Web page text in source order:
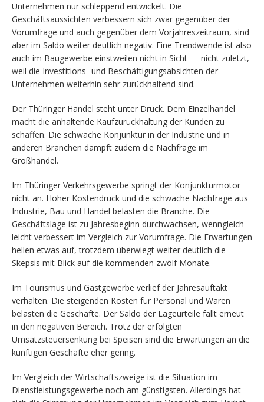
Unternehmen nur schleppend entwickelt. Die
Geschäftsaussichten verbessern sich zwar gegenüber der
Vorumfrage und auch gegenüber dem Vorjahreszeitraum, sind
aber im Saldo weiter deutlich negativ. Eine Trendwende ist also
auch im Baugewerbe einstweilen nicht in Sicht — nicht zuletzt,
weil die Investitions- und Beschäftigungsabsichten der
Unternehmen weiterhin sehr zurückhaltend sind.
Der Thüringer Handel steht unter Druck. Dem Einzelhandel
macht die anhaltende Kaufzurückhaltung der Kunden zu
schaffen. Die schwache Konjunktur in der Industrie und in
anderen Branchen dämpft zudem die Nachfrage im
Großhandel.
Im Thüringer Verkehrsgewerbe springt der Konjunkturmotor
nicht an. Hoher Kostendruck und die schwache Nachfrage aus
Industrie, Bau und Handel belasten die Branche. Die
Geschäftslage ist zu Jahresbeginn durchwachsen, wenngleich
leicht verbessert im Vergleich zur Vorumfrage. Die Erwartungen
hellen etwas auf, trotzdem überwiegt weiter deutlich die
Skepsis mit Blick auf die kommenden zwölf Monate.
Im Tourismus und Gastgewerbe verlief der Jahresauftakt
verhalten. Die steigenden Kosten für Personal und Waren
belasten die Geschäfte. Der Saldo der Lageurteile fällt erneut
in den negativen Bereich. Trotz der erfolgten
Umsatzsteuersenkung bei Speisen sind die Erwartungen an die
künftigen Geschäfte eher gering.
Im Vergleich der Wirtschaftszweige ist die Situation im
Dienstleistungsgewerbe noch am günstigsten. Allerdings hat